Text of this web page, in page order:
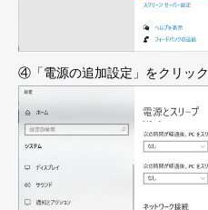
④「電源の追加設定」をクリック